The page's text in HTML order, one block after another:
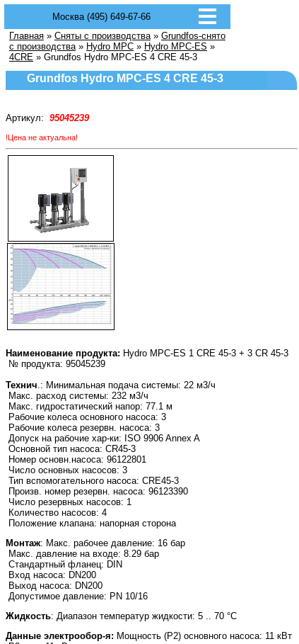
Москва (495) 649-67-66
Главная » Сняты с производства» Grundfos-снято
с производства» Hydro MPC » Hydro MPC-ES »
4CRE » Grundfos Hydro MPC-ES 4 CRE 45-3
Grundfos Hydro MPC-ES 4 CRE 45-3
Артикул: 95045239
!Цена не актуальна!
Наименование продукта: Hydro MPC-ES 1 CRE 45-3 + 3 CR 45-3
№ продукта: 95045239
Технич.: Минимальная подача системы: 22 м3/ч
Макс. расход системы: 232 м3/ч
Макс. гидростатический напор: 77.1 м
Рабочие колеса основного насоса: 3
Рабочие колеса резервн. насоса: 3
Допуск на рабочие хар-ки: ISO 9906 Annex A
Основной тип насоса: CR45-3
Номер основн.насоса: 96122801
Число основных насосов: 3
Тип вспомогательного насоса: CRE45-3
Произв. номер резервн. насоса: 96123390
Число резервных насосов: 1
Количество насосов: 4
Положение клапана: напорная сторона
Монтаж: Макс. рабочее давление: 16 бар
Макс. давление на входе: 8.29 бар
Стандартный фланец: DIN
Вход насоса: DN200
Выход насоса: DN200
Допустимое давление: PN 10/16
Жидкость: Диапазон температур жидкости: 5 .. 70 °C
Данные электрообор-я: Мощность (Р2) основного насоса: 11 кВт